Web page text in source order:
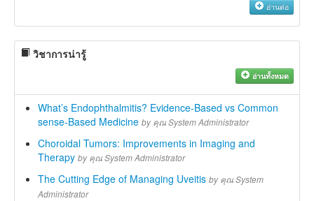
อ่านต่อ
วิชาการน่ารู้
อ่านทั้งหมด
What’s Endophthalmitis? Evidence-Based vs Common
sense-Based Medicine by คุณ System Administrator
Choroidal Tumors: Improvements in Imaging and
Therapy by คุณ System Administrator
The Cutting Edge of Managing Uveitis by คุณ System
Administrator